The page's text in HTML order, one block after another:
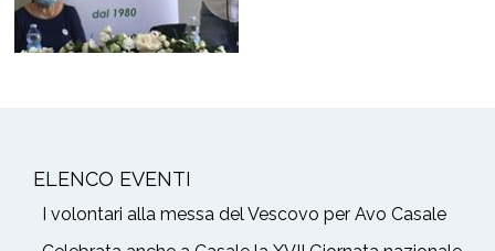
ELENCO EVENTI
I volontari alla messa del Vescovo per Avo Casale